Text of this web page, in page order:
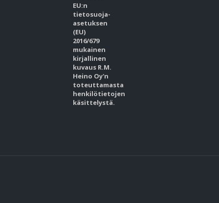
EU:n
tietosuoja-
asetuksen
(EU)
2016/679
mukainen
kirjallinen
kuvaus R.M.
Heino Oy'n
toteuttamasta
henkilötietojen
käsittelystä.